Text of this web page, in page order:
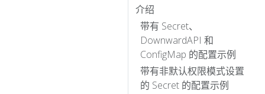
介绍
带有 Secret、
DownwardAPI 和
ConfigMap 的配置示例
带有非默认权限模式设置
的 Secret 的配置示例